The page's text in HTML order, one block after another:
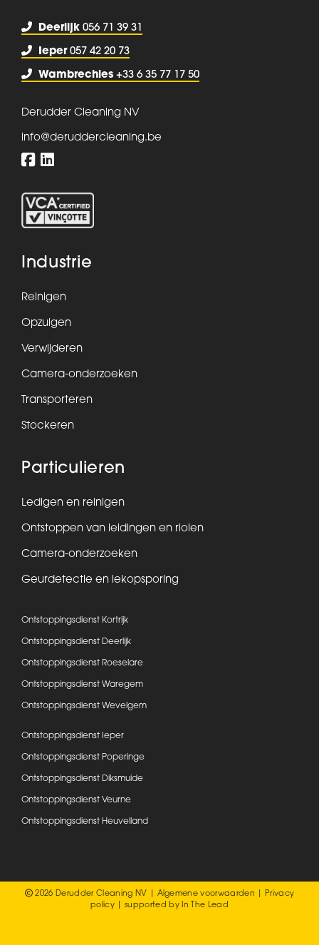
Deerlijk 056 71 39 31
Ieper057 42 20 73
Wambrechies +33 6 35 77 17 50
Derudder Cleaning NV
info@deruddercleaning.be
Industrie
Reinigen
Opzuigen
Verwijderen
Camera-onderzoeken
Transporteren
Stockeren
Particulieren
Ledigen en reinigen
Ontstoppen van leidingen en riolen
Camera-onderzoeken
Geurdetectie en lekopsporing
Ontstoppingsdienst Kortrijk
Ontstoppingsdienst Deerlijk
Ontstoppingsdienst Roeselare
Ontstoppingsdienst Waregem
Ontstoppingsdienst Wevelgem
Ontstoppingsdienst Ieper
Ontstoppingsdienst Poperinge
Ontstoppingsdienst Diksmuide
Ontstoppingsdienst Veurne
Ontstoppingsdienst Heuvelland
2026 Derudder Cleaning NV | Algemene voorwaarden
Privacy
policy | supported by In The Lead